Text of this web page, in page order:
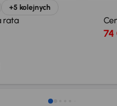
+5 kolejnych
rata
74